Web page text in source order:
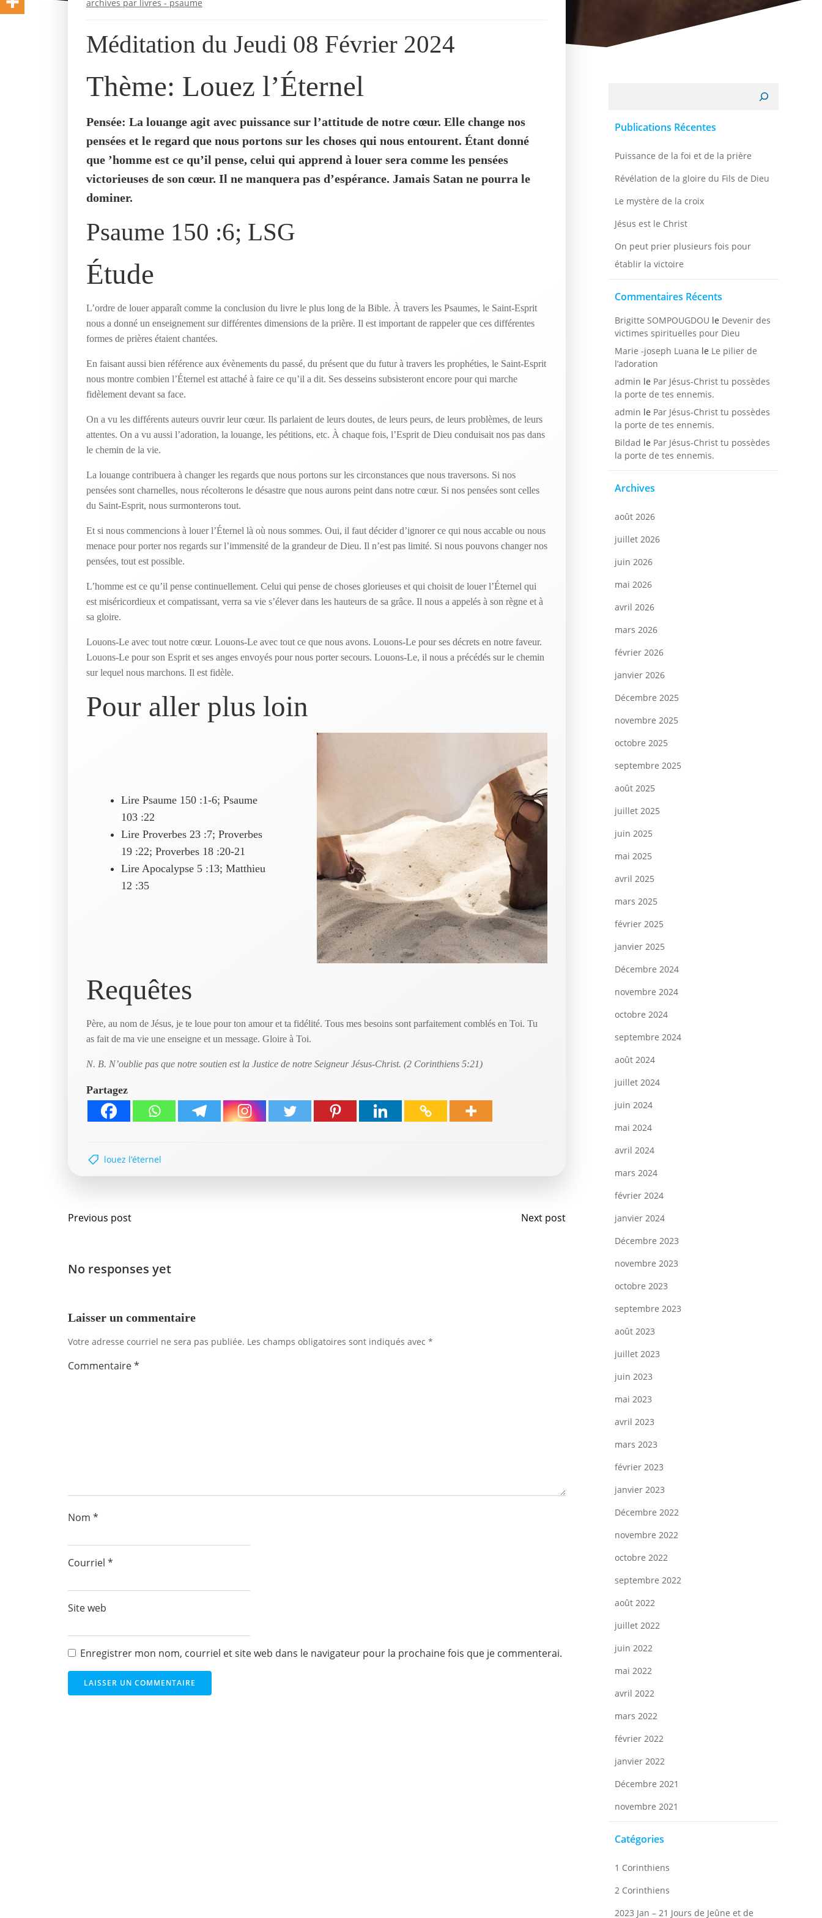
archives par livres - psaume
Méditation du Jeudi 08 Février 2024
Thème: Louez l’Éternel
Pensée: La louange agit avec puissance sur l’attitude de notre cœur. Elle change nos
pensées et le regard que nous portons sur les choses qui nous entourent. Étant donné
que ’homme est ce qu’il pense, celui qui apprend à louer sera comme les pensées
victorieuses de son cœur. Il ne manquera pas d’espérance. Jamais Satan ne pourra le
dominer.
Psaume 150 :6; LSG
Étude
L’ordre de louer apparaît comme la conclusion du livre le plus long de la Bible. À travers les Psaumes, le Saint-Esprit
nous a donné un enseignement sur différentes dimensions de la prière. Il est important de rappeler que ces différentes
formes de prières étaient chantées.
En faisant aussi bien référence aux évènements du passé, du présent que du futur à travers les prophéties, le Saint-Esprit
nous montre combien l’Éternel est attaché à faire ce qu’il a dit. Ses desseins subsisteront encore pour qui marche
fidèlement devant sa face.
On a vu les différents auteurs ouvrir leur cœur. Ils parlaient de leurs doutes, de leurs peurs, de leurs problèmes, de leurs
attentes. On a vu aussi l’adoration, la louange, les pétitions, etc. À chaque fois, l’Esprit de Dieu conduisait nos pas dans
le chemin de la vie.
La louange contribuera à changer les regards que nous portons sur les circonstances que nous traversons. Si nos
pensées sont charnelles, nous récolterons le désastre que nous aurons peint dans notre cœur. Si nos pensées sont celles
du Saint-Esprit, nous surmonterons tout.
Et si nous commencions à louer l’Éternel là où nous sommes. Oui, il faut décider d’ignorer ce qui nous accable ou nous
menace pour porter nos regards sur l’immensité de la grandeur de Dieu. Il n’est pas limité. Si nous pouvons changer nos
pensées, tout est possible.
L’homme est ce qu’il pense continuellement. Celui qui pense de choses glorieuses et qui choisit de louer l’Éternel qui
est miséricordieux et compatissant, verra sa vie s’élever dans les hauteurs de sa grâce. Il nous a appelés à son règne et à
sa gloire.
Louons-Le avec tout notre cœur. Louons-Le avec tout ce que nous avons. Louons-Le pour ses décrets en notre faveur.
Louons-Le pour son Esprit et ses anges envoyés pour nous porter secours. Louons-Le, il nous a précédés sur le chemin
sur lequel nous marchons. Il est fidèle.
Pour aller plus loin
Lire Psaume 150 :1-6; Psaume
103 :22
Lire Proverbes 23 :7; Proverbes
19 :22; Proverbes 18 :20-21
Lire Apocalypse 5 :13; Matthieu
12 :35
Requêtes
Père, au nom de Jésus, je te loue pour ton amour et ta fidélité. Tous mes besoins sont parfaitement comblés en Toi. Tu
as fait de ma vie une enseigne et un message. Gloire à Toi.
N. B. N’oublie pas que notre soutien est la Justice de notre Seigneur Jésus-Christ. (2 Corinthiens 5:21)
Partagez
louez l’éternel
Navigation
l'article
Previous post
Navigation
Next post
No responses yet
Laisser un commentaire
Votre adresse courriel ne sera pas publiée. Les champs obligatoires sont indiqués avec *
Commentaire*
Nom *
Courriel *
Site web
Enregistrer mon nom, courriel et site web dans le navigateur pour la prochaine fois que je commenterai.
Publications Récentes
Puissance de la foi et de la prière
Révélation de la gloire du Fils de Dieu
Le mystère de la croix
Jésus est le Christ
On peut prier plusieurs fois pour
établir la victoire
Commentaires Récents
Brigitte SOMPOUGDOU le Devenir des
victimes spirituelles pour Dieu
Marie -joseph Luana le Le pilier de
l’adoration
admin le Par Jésus-Christ tu possèdes
la porte de tes ennemis.
admin le Par Jésus-Christ tu possèdes
la porte de tes ennemis.
Bildad le Par Jésus-Christ tu possèdes
la porte de tes ennemis.
Archives
août 2026
juillet 2026
juin 2026
mai 2026
avril 2026
mars 2026
février 2026
janvier 2026
Décembre 2025
novembre 2025
octobre 2025
septembre 2025
août 2025
juillet 2025
juin 2025
mai 2025
avril 2025
mars 2025
février 2025
janvier 2025
Décembre 2024
novembre 2024
octobre 2024
septembre 2024
août 2024
juillet 2024
juin 2024
mai 2024
avril 2024
mars 2024
février 2024
janvier 2024
Décembre 2023
novembre 2023
octobre 2023
septembre 2023
août 2023
juillet 2023
juin 2023
mai 2023
avril 2023
mars 2023
février 2023
janvier 2023
Décembre 2022
novembre 2022
octobre 2022
septembre 2022
août 2022
juillet 2022
juin 2022
mai 2022
avril 2022
mars 2022
février 2022
janvier 2022
Décembre 2021
novembre 2021
Catégories
1 Corinthiens
2 Corinthiens
2023 Jan – 21 Jours de Jeûne et de